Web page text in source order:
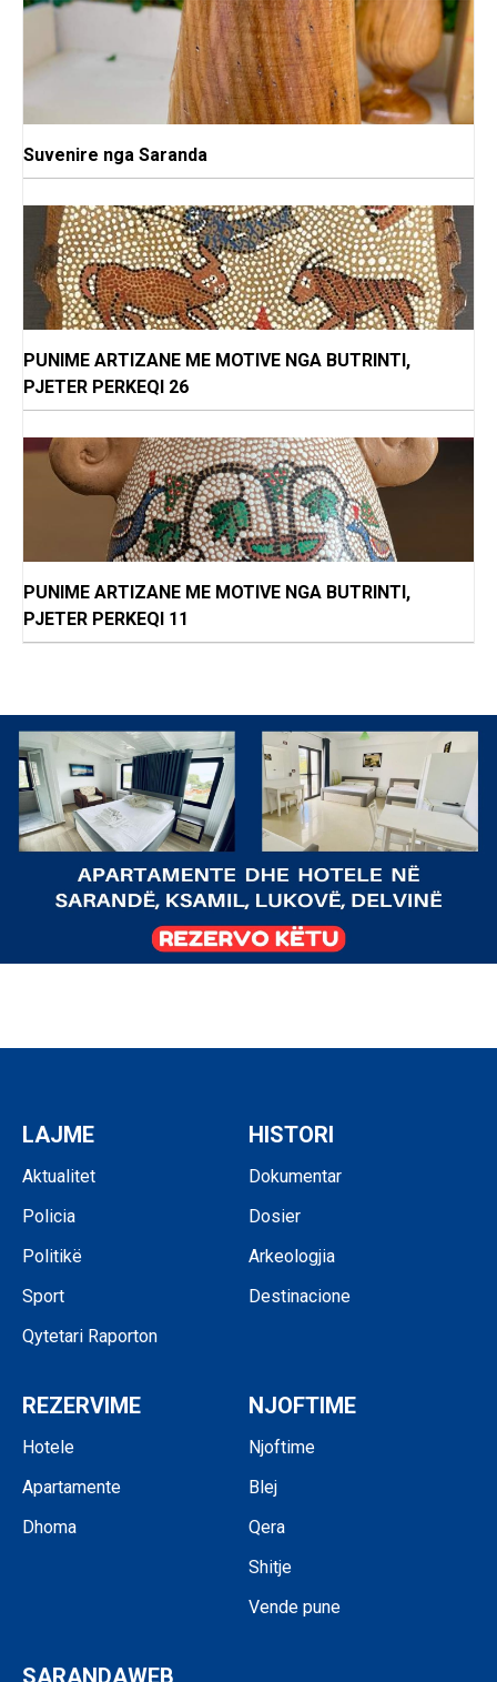
Suvenire nga Saranda
PUNIME ARTIZANE ME MOTIVE NGA BUTRINTI,
PJETER PERKEQI 26
PUNIME ARTIZANE ME MOTIVE NGA BUTRINTI,
PJETER PERKEQI 11
LAJME
Aktualitet
Policia
Politikë
Sport
Qytetari Raporton
HISTORI
Dokumentar
Dosier
Arkeologjia
Destinacione
REZERVIME
Hotele
Apartamente
Dhoma
NJOFTIME
Njoftime
Blej
Qera
Shitje
Vende pune
SARANDAWEB